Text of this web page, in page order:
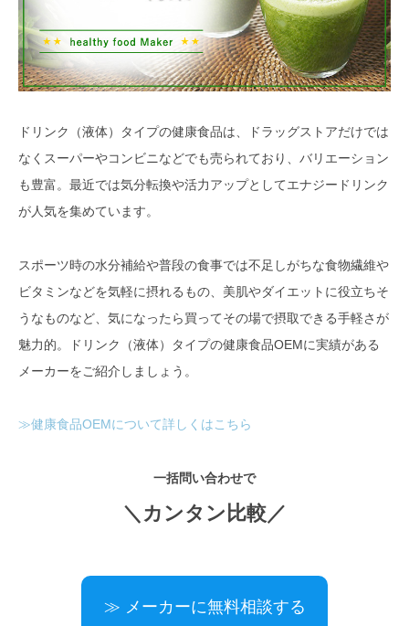
ドリンク（液体）タイプの健康食品は、ドラッグストアだけでは
なくスーパーやコンビニなどでも売られており、バリエーション
も豊富。最近では気分転換や活力アップとしてエナジードリンク
が人気を集めています。
スポーツ時の水分補給や普段の食事では不足しがちな食物繊維や
ビタミンなどを気軽に摂れるもの、美肌やダイエットに役立ちそ
うなものなど、気になったら買ってその場で摂取できる手軽さが
魅力的。ドリンク（液体）タイプの健康食品OEMに実績がある
メーカーをご紹介しましょう。
≫健康食品OEMについて詳しくはこちら
一括問い合わせで
＼カンタン比較／
≫ メーカーに無料相談する